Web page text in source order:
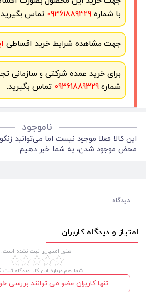
با شماره09361889329 تماس بگیرید.
جهت مشاهده شرایط خرید اقساطی
برای خرید عمده شرکتی و سازمانی
شماره09361889329 تماس بگیرید.
ناموجود
این کالا فعلا موجود نیست اما می‌توانید
محض موجود شدن، به شما خبر دهیم
دیدگاه
امتیاز و دیدگاه کاربران
هنوز امتیازی ثبت نشده است.
شما هم درباره این کالا دیدگاه ثبت
تنها کاربران عضو می توانند بررسی